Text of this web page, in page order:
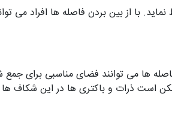
با از بین بردن فاصله ها افراد می
ها می توانند فضای مناسبی برای جمع
است ذرات و باکتری ها در این شکاف ها